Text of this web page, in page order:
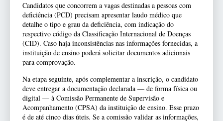
Candidatos que concorrem a vagas destinadas a pessoas com
deficiência (PCD) precisam apresentar laudo médico que
detalhe o tipo e grau da deficiência, com indicação do
respectivo código da Classificação Internacional de Doenças
(CID). Caso haja inconsistências nas informações fornecidas, a
instituição de ensino poderá solicitar documentos adicionais
para comprovação.
Na etapa seguinte, após complementar a inscrição, o candidato
deve entregar a documentação declarada — de forma física ou
digital — à Comissão Permanente de Supervisão e
Acompanhamento (CPSA) da instituição de ensino. Esse prazo
é de até cinco dias úteis. Se a comissão validar as informações,